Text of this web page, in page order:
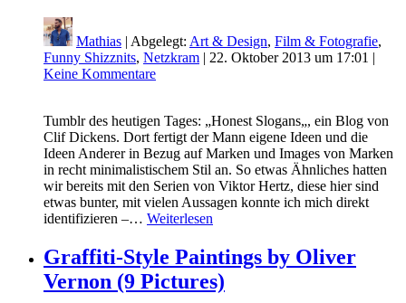
Mathias | Abgelegt: Art & Design, Film & Fotografie,
Funny Shizznits, Netzkram | 22. Oktober 2013 um 17:01 |
Keine Kommentare
Tumblr des heutigen Tages: „Honest Slogans„, ein Blog von
Clif Dickens. Dort fertigt der Mann eigene Ideen und die
Ideen Anderer in Bezug auf Marken und Images von Marken
in recht minimalistischem Stil an. So etwas Ähnliches hatten
wir bereits mit den Serien von Viktor Hertz, diese hier sind
etwas bunter, mit vielen Aussagen konnte ich mich direkt
identifizieren –… Weiterlesen
Graffiti-Style Paintings by Oliver
Vernon (9 Pictures)